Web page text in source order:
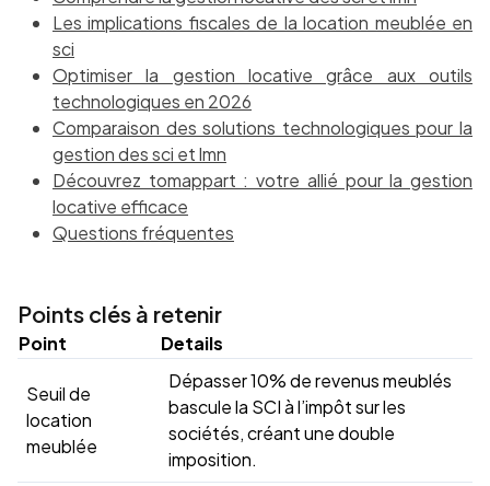
Les implications fiscales de la location meublée en
sci
Optimiser la gestion locative grâce aux outils
technologiques en 2026
Comparaison des solutions technologiques pour la
gestion des sci et lmn
Découvrez tomappart : votre allié pour la gestion
locative efficace
Questions fréquentes
Points clés à retenir
Point Details
Seuil de
location
meublée
Dépasser 10% de revenus meublés
bascule la SCI à l’impôt sur les
sociétés, créant une double
imposition.